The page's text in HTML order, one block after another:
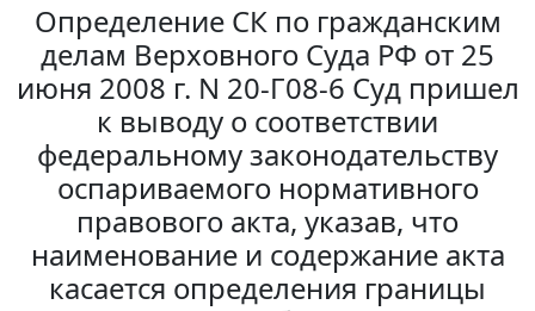
Определение СК по гражданским
делам Верховного Суда РФ от 25
июня 2008 г. N 20-Г08-6 Суд пришел
к выводу о соответствии
федеральному законодательству
оспариваемого нормативного
правового акта, указав, что
наименование и содержание акта
касается определения границы